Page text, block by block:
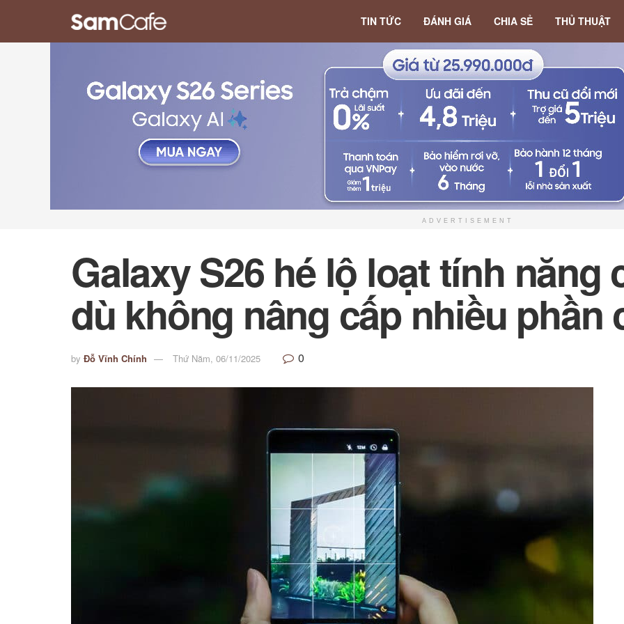
TIN TỨC ĐÁNH GIÁ CHIA SẺ THỦ THUẬT
ADVERTISEMENT
Galaxy S26 hé lộ loạt tính năng
dù không nâng cấp nhiều phần
by Đỗ Vĩnh Chính Thứ Năm, 06/11/2025 0